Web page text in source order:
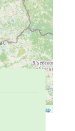
OpenStreetMap